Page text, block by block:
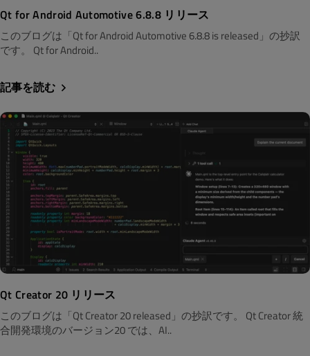
Qt for Android Automotive 6.8.8 リリース
このブログは「Qt for Android Automotive 6.8.8 is released」の抄訳
です。 Qt for Android..
記事を読む
Qt Creator 20 リリース
このブログは「Qt Creator 20 released」の抄訳です。 Qt Creator 統
合開発環境のバージョン20 では、AI..